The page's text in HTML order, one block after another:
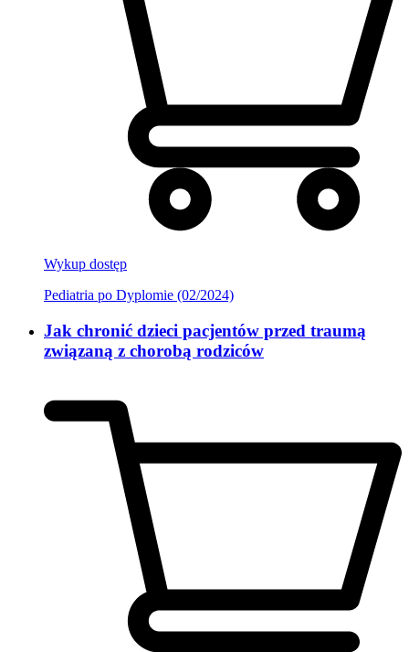
Wykup dostęp
Pediatria po Dyplomie (02/2024)
Jak chronić dzieci pacjentów przed traumą
związaną z chorobą rodziców